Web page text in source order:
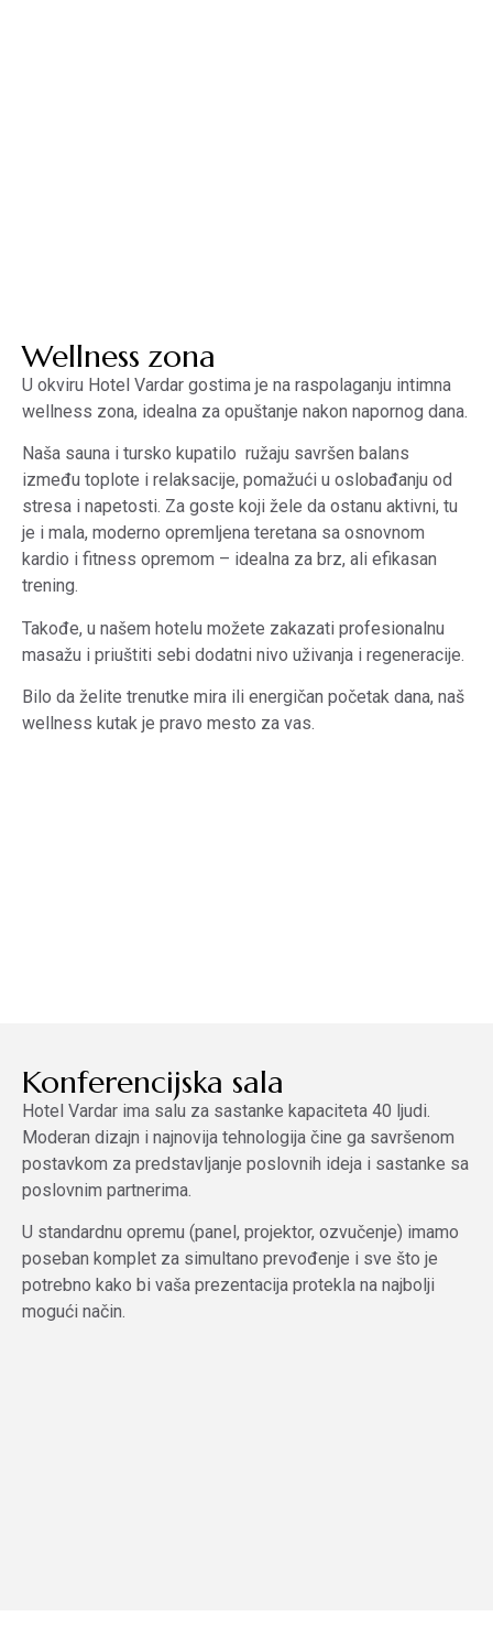
Wellness zona
U okviru Hotel Vardar gostima je na raspolaganju intimna
wellness zona, idealna za opuštanje nakon napornog dana.
Naša sauna i tursko kupatilo ružaju savršen balans
između toplote i relaksacije, pomažući u oslobađanju od
stresa i napetosti. Za goste koji žele da ostanu aktivni, tu
je i mala, moderno opremljena teretana sa osnovnom
kardio i fitness opremom – idealna za brz, ali efikasan
trening.
Takođe, u našem hotelu možete zakazati profesionalnu
masažu i priuštiti sebi dodatni nivo uživanja i regeneracije.
Bilo da želite trenutke mira ili energičan početak dana, naš
wellness kutak je pravo mesto za vas.
Konferencijska sala
Hotel Vardar ima salu za sastanke kapaciteta 40 ljudi.
Moderan dizajn i najnovija tehnologija čine ga savršenom
postavkom za predstavljanje poslovnih ideja i sastanke sa
poslovnim partnerima.
U standardnu opremu (panel, projektor, ozvučenje) imamo
poseban komplet za simultano prevođenje i sve što je
potrebno kako bi vaša prezentacija protekla na najbolji
mogući način.